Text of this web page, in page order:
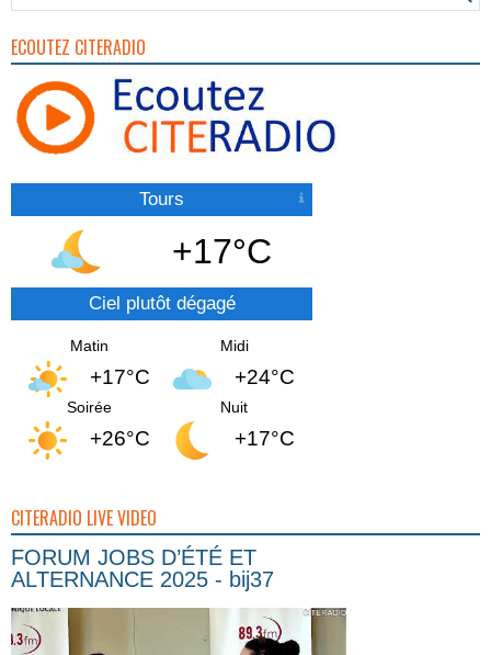
ECOUTEZ CITERADIO
Tours
+17°C
Ciel plutôt dégagé
Matin
+17°C
Midi
+24°C
Soirée
+26°C
Nuit
+17°C
CITERADIO LIVE VIDEO
FORUM JOBS D’ÉTÉ ET
ALTERNANCE 2025 - bij37